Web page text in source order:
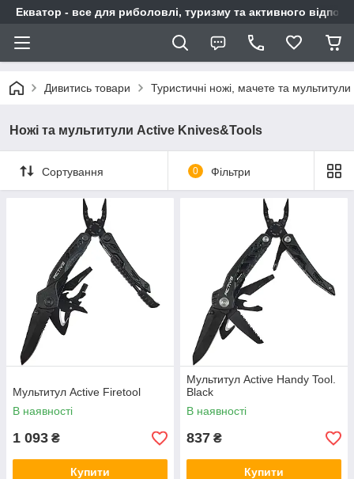
Екватор - все для риболовлі, туризму та активного
Дивитись товари Туристичні ножі, мачете та мультитули
Ножі та мультитули Active Knives&Tools
Сортування 0 Фільтри
Мультитул Active Firetool
В наявності
1 093 ₴
Купити
Мультитул Active Handy Tool.
Black
В наявності
837 ₴
Купити